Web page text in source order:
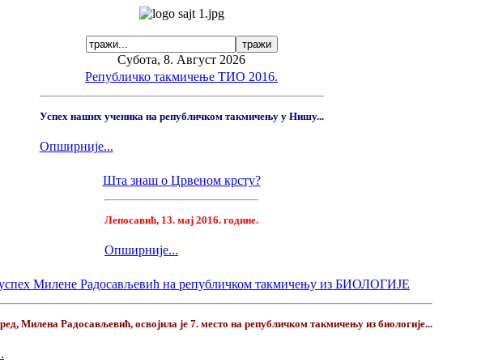
Субота, 8. Август 2026
Републичко такмичење ТИО 2016.
Успех наших ученика на републичком такмичењу у Нишу...
Опширније...
Шта знаш о Црвеном крсту?
Лепосавић, 13. мај 2016. године.
Опширније...
Милене Радосављевић на републичком такмичењу из БИОЛОГИЈЕ
Милена Радосављевић, освојила је 7. место на републичком такмичењу из биологије...